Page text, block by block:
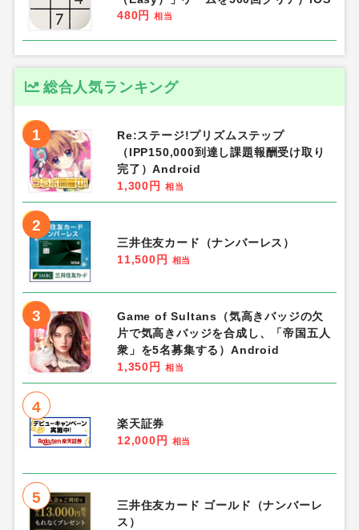
480円
相当
総合人気ランキング
1
Re:ステージ!プリズムステップ
（IPP150,000到達し課題報酬受け取り
完了）Android
1,300円
相当
2
三井住友カード（ナンバーレス）
11,500円
相当
3
Game of Sultans（気高きバッジの欠
片で気高きバッジを合成し、「帝国五人
衆」を5名募集する）Android
1,350円
相当
4
楽天証券
12,000円
相当
5
三井住友カード ゴールド（ナンバーレ
ス）